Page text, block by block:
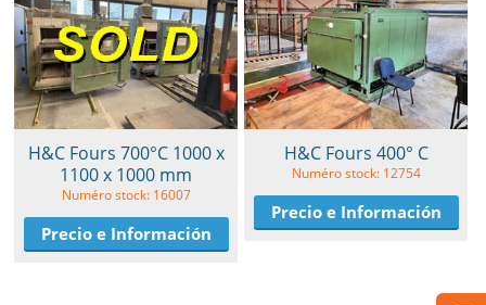
H&C Fours 700°C 1000 x
1100 x 1000 mm
Numéro stock: 16007
Precio e Información
H&C Fours 400° C
Numéro stock: 12754
Precio e Información